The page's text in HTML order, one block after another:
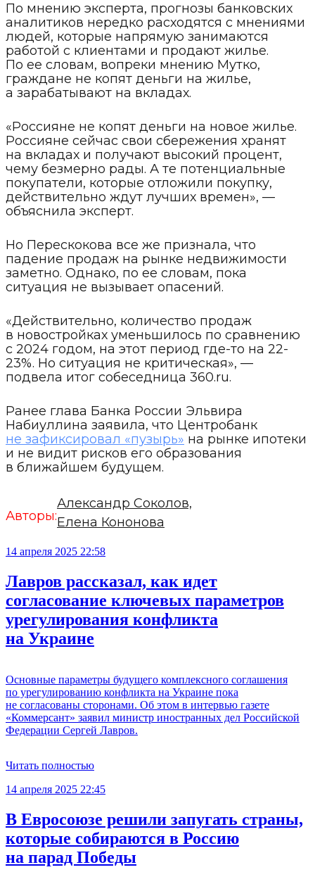
По мнению эксперта, прогнозы банковских
аналитиков нередко расходятся с мнениями
людей, которые напрямую занимаются
работой с клиентами и продают жилье.
По ее словам, вопреки мнению Мутко,
граждане не копят деньги на жилье,
а зарабатывают на вкладах.
«Россияне не копят деньги на новое жилье.
Россияне сейчас свои сбережения хранят
на вкладах и получают высокий процент,
чему безмерно рады. А те потенциальные
покупатели, которые отложили покупку,
действительно ждут лучших времен», —
объяснила эксперт.
Но Перескокова все же признала, что
падение продаж на рынке недвижимости
заметно. Однако, по ее словам, пока
ситуация не вызывает опасений.
«Действительно, количество продаж
в новостройках уменьшилось по сравнению
с 2024 годом, на этот период где-то на 22-
23%. Но ситуация не критическая», —
подвела итог собеседница 360.ru.
Ранее глава Банка России Эльвира
Набиуллина заявила, что Центробанк
не зафиксировал «пузырь» на рынке ипотеки
и не видит рисков его образования
в ближайшем будущем.
Авторы:
Александр Соколов,
Елена Кононова
14 апреля 2025 22:58
Лавров рассказал, как идет
согласование ключевых параметров
урегулирования конфликта
на Украине
Основные параметры будущего комплексного соглашения
по урегулированию конфликта на Украине пока
не согласованы сторонами. Об этом в интервью газете
«Коммерсант» заявил министр иностранных дел Российской
Федерации Сергей Лавров.
Читать полностью
14 апреля 2025 22:45
В Евросоюзе решили запугать страны,
которые собираются в Россию
на парад Победы